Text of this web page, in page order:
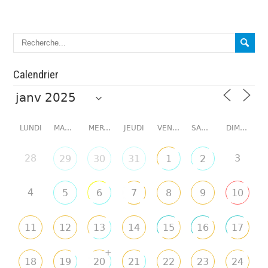
Calendrier
LUNDI MARDI MERCREDI JEUDI VENDREDI SAMEDI DIMANCHE
28 29 30 31 1 2 3
4 5 6 7 8 9 10
11 12 13 14 15 16 17
18 19 20
+
21 22 23 24